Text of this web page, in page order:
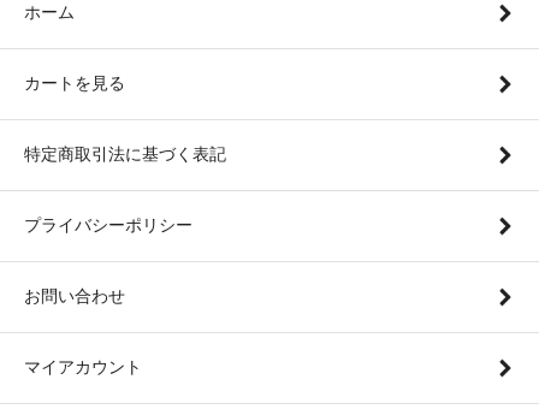
ホーム
カートを見る
特定商取引法に基づく表記
プライバシーポリシー
お問い合わせ
マイアカウント